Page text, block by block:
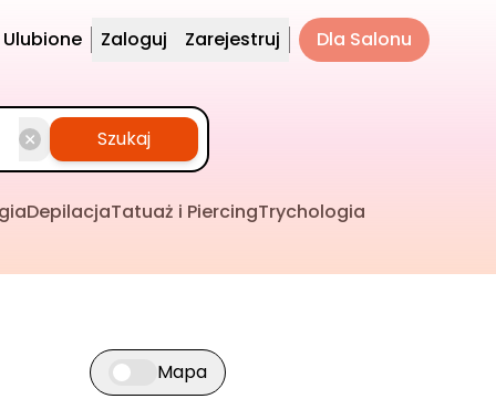
Ulubione Zaloguj Zarejestruj Dla Salonu
Szukaj
DepilacjaTatuaż i PiercingTrychologia
Przełącz widok mapy
Mapa